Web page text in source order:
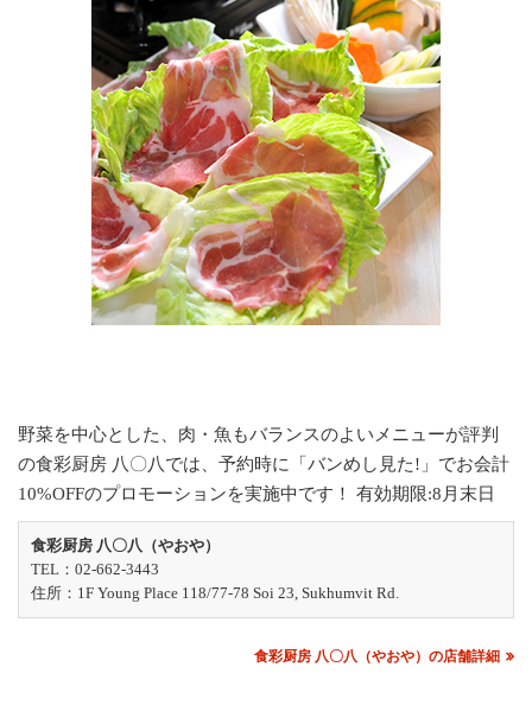
野菜を中心とした、肉・魚もバランスのよいメニューが評判
の食彩厨房 八〇八では、予約時に「バンめし見た!」でお会計
10%OFFのプロモーションを実施中です！ 有効期限:8月末日
食彩厨房 八〇八（やおや）
TEL：02-662-3443
住所：1F Young Place 118/77-78 Soi 23, Sukhumvit Rd.
食彩厨房 八〇八（やおや）の店舗詳細